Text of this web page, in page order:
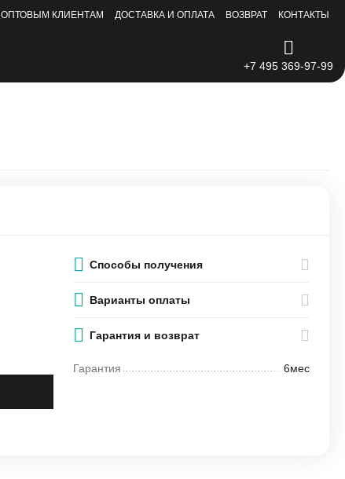
ОПТОВЫМ КЛИЕНТАМ ДОСТАВКА И ОПЛАТА ВОЗВРАТ КОНТАКТЫ
+7 495 369-97-99
Способы получения
Варианты оплаты
Гарантия и возврат
Гарантия 6мес